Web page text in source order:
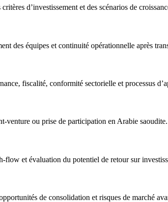
d’investissement et des scénarios de
des équipes et continuité opérationnelle après
fiscalité, conformité sectorielle et processus
venture ou prise de participation en Arabie saoudite.
flow et évaluation du potentiel de retour sur
de consolidation et risques de marché